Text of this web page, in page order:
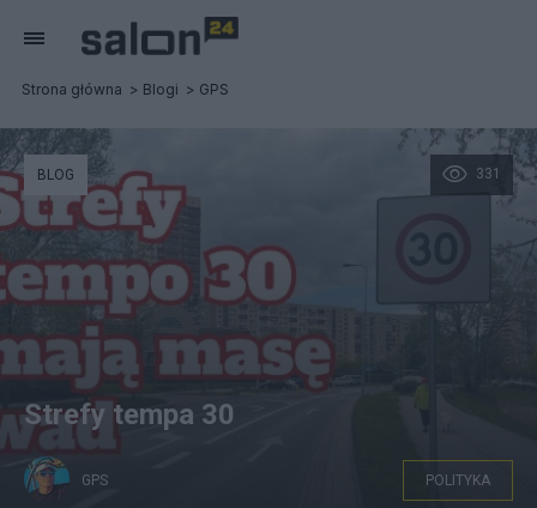
Strona główna Blogi GPS
331
BLOG
Strefy tempa 30
GPS POLITYKA